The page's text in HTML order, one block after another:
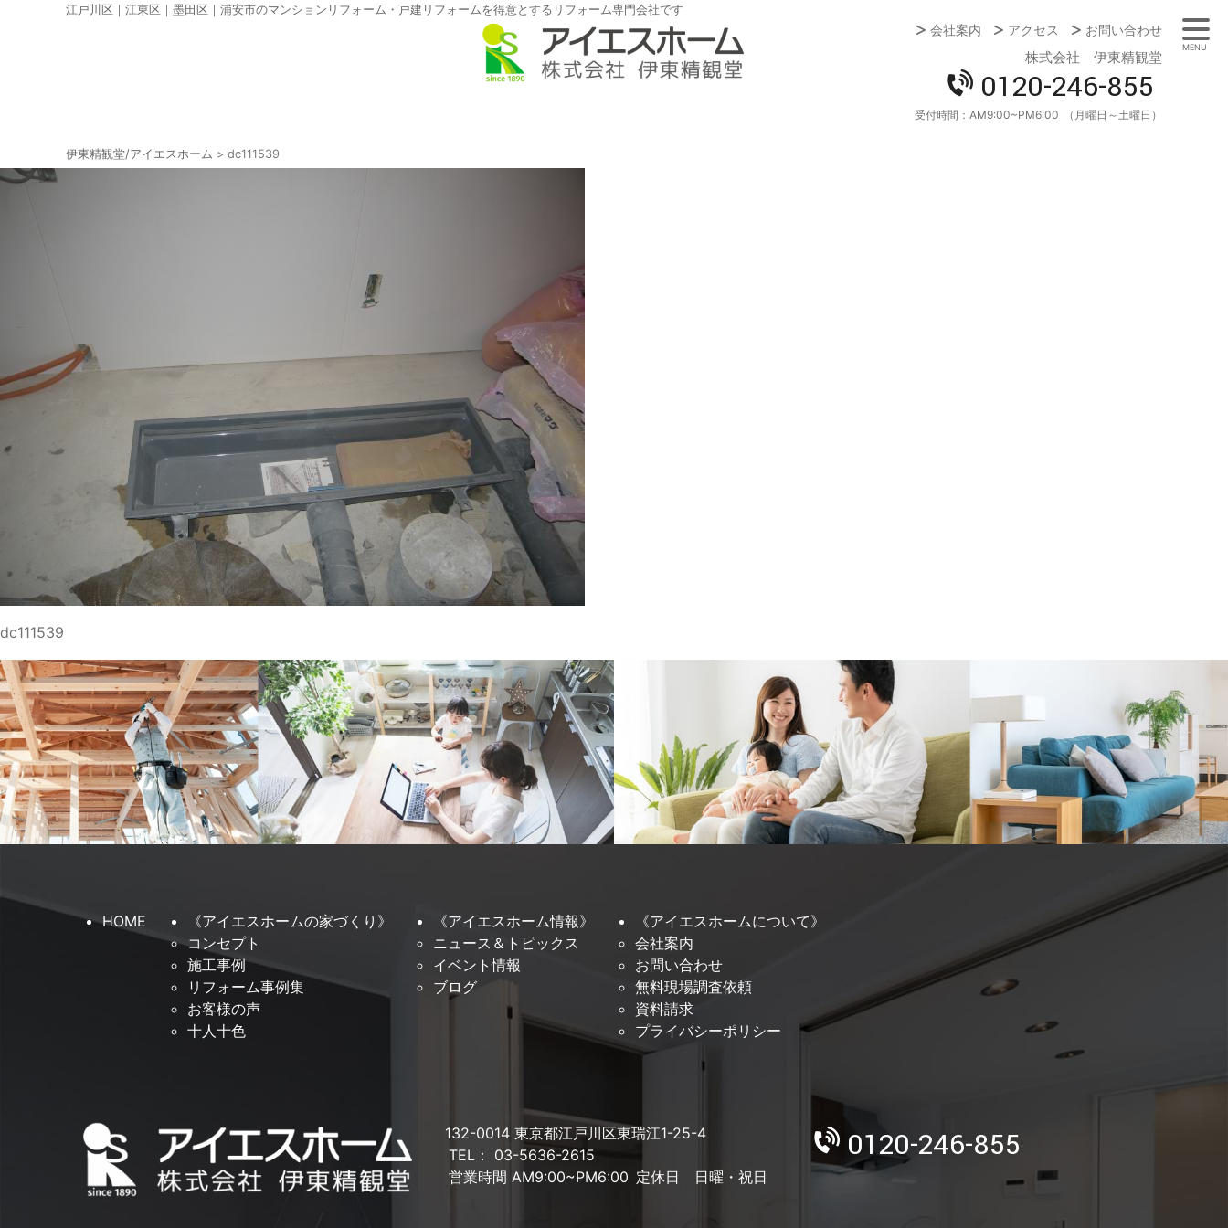
江戸川区｜江東区｜墨田区｜浦安市のマンションリフォーム・戸建リフォームを得意とするリフォーム専門会社です
会社案内
アクセス お問い合わせ
株式会社 伊東精観堂
0120-246-855
受付時間： AM9:00~PM6:00 （月曜日～土曜日）
伊東精観堂/アイエスホーム > dc111539
dc111539
MENU
HOME
《アイエスホームの家づくり》
コンセプト
施工事例
リフォーム事例集
お客様の声
十人十色
《アイエスホーム情報》
ニュース＆トピックス
イベント情報
ブログ
《アイエスホームについて》
会社案内
お問い合わせ
無料現場調査依頼
資料請求
プライバシーポリシー
132-0014 東京都江戸川区東瑞江1-25-4
TEL： 03-5636-2615
営業時間 AM9:00~PM6:00 定休日 日曜・祝日
0120-246-855